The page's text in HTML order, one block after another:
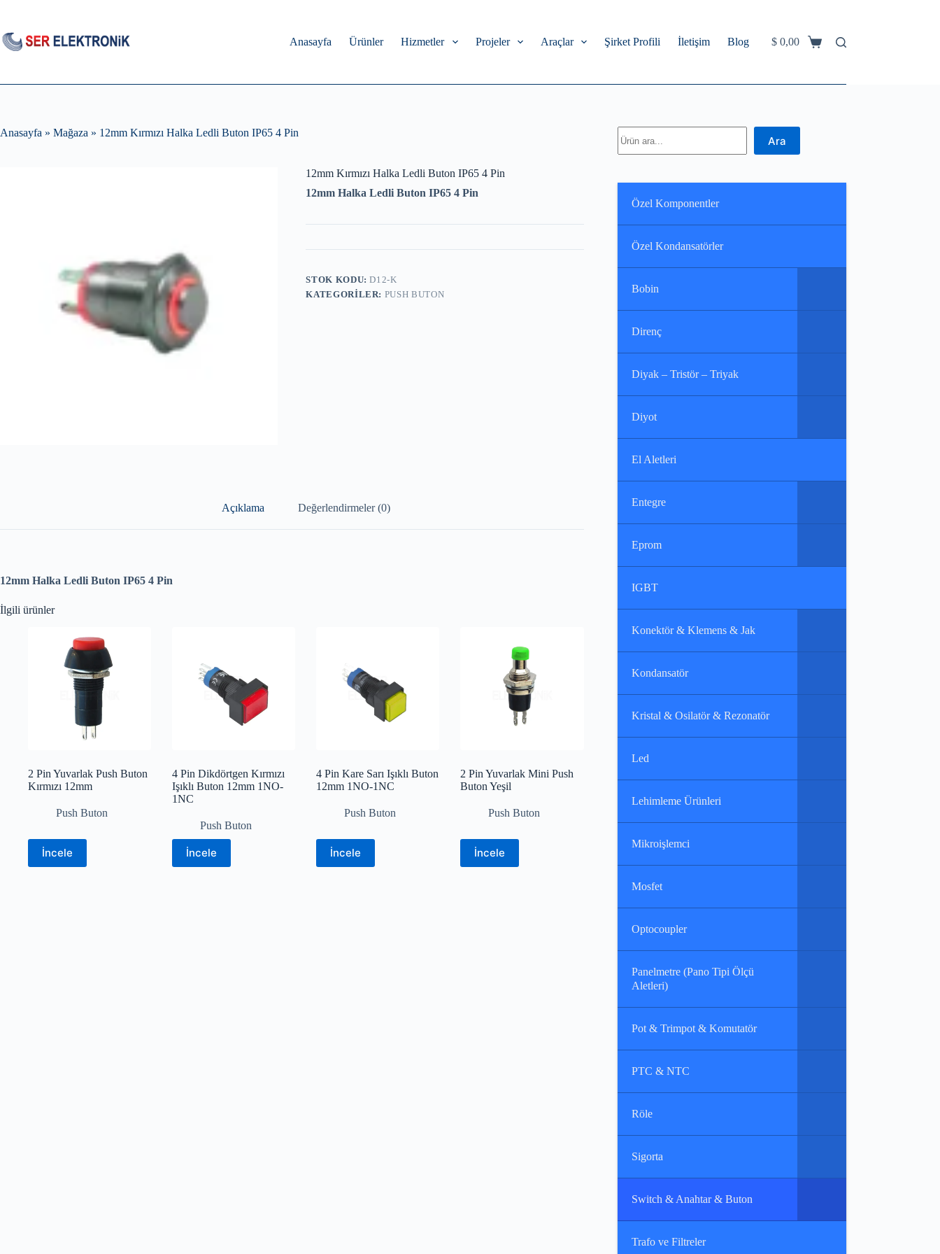
content
Anasayfa
Ürünler Hizmetler Projeler Araçlar Şirket Profili İletişim Blog
Shopping
$ 0,00
Anasayfa » Mağaza » 12mm Kırmızı Halka Ledli Buton IP65 4 Pin
12mm Kırmızı Halka Ledli Buton IP65 4 Pin
12mm Halka Ledli Buton IP65 4 Pin
STOK KODU:D12-K
KATEGORILER: PUSH BUTON
Açıklama Değerlendirmeler (0)
12mm Halka Ledli Buton IP65 4 Pin
İlgili ürünler
2 Pin Yuvarlak Push Buton
Kırmızı 12mm
Push Buton
İncele
4 Pin Dikdörtgen Kırmızı
Işıklı Buton 12mm 1NO-
1NC
Push Buton
İncele
4 Pin Kare Sarı Işıklı Buton
12mm 1NO-1NC
Push Buton
İncele
2 Pin Yuvarlak Mini Push
Buton Yeşil
Push Buton
İncele
Ara
Özel Komponentler
Özel Kondansatörler
Bobin
Direnç
Diyak – Tristör – Triyak
Diyot
El Aletleri
Entegre
Eprom
IGBT
Konektör & Klemens & Jak
Kondansatör
Kristal & Osilatör & Rezonatör
Led
Lehimleme Ürünleri
Mikroişlemci
Mosfet
Optocoupler
Panelmetre (Pano Tipi Ölçü
Aletleri)
Pot & Trimpot & Komutatör
PTC & NTC
Röle
Sigorta
Switch & Anahtar & Buton
Trafo ve Filtreler